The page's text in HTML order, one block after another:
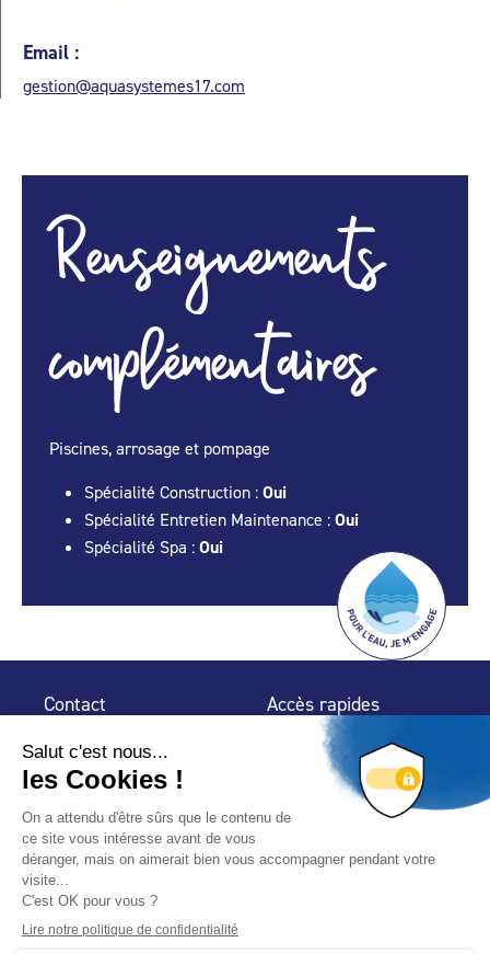
Email :
gestion@aquasystemes17.com
Renseignements
complémentaires
Piscines, arrosage et pompage
Spécialité Construction : Oui
Spécialité Entretien Maintenance : Oui
Spécialité Spa : Oui
Contact
75 009 Paris
Accès rapides
Espace Presse
Trouver un
professionnel
Nous suivre